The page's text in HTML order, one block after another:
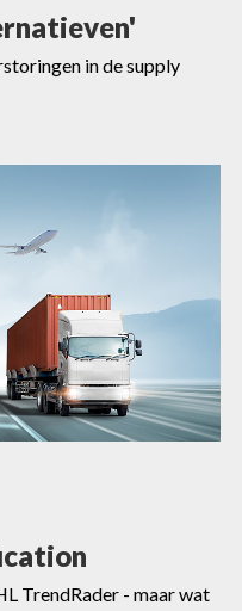
in de supply
TrendRader - maar wat